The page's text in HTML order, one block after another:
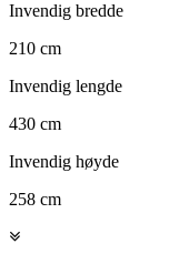
Invendig bredde
210 cm
Invendig lengde
430 cm
Invendig høyde
258 cm